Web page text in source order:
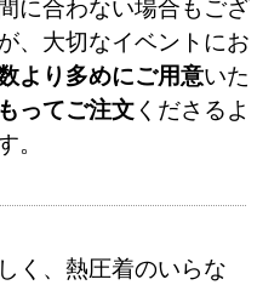
に合わない場合もござ
、大切なイベントにお
より多めにご用意いた
ってご注文 くださるよ
。
く、熱圧着のいらな